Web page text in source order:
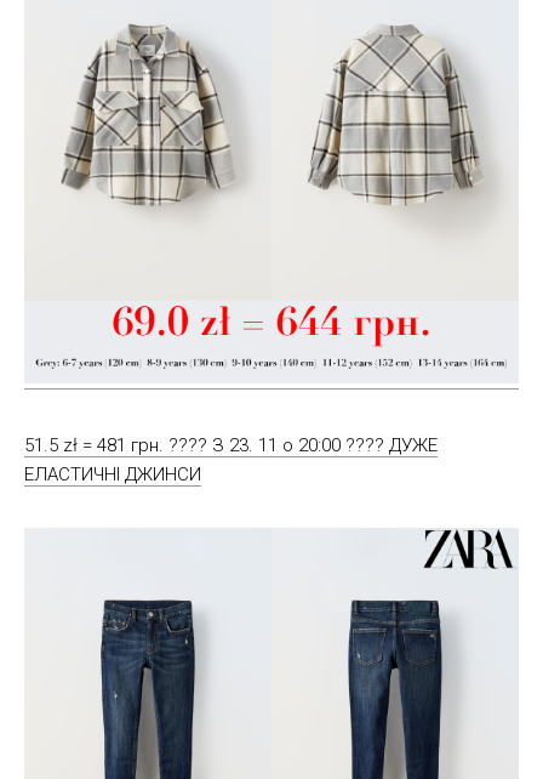
51.5 zł = 481 грн. ???? З 23. 11 о 20:00 ???? ДУЖЕ
ЕЛАСТИЧНІ ДЖИНСИ